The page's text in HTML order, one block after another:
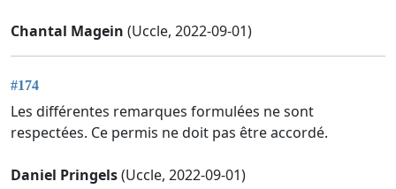
Chantal Magein (Uccle, 2022-09-01)
#174
Les différentes remarques formulées ne sont
respectées. Ce permis ne doit pas être accordé.
Daniel Pringels(Uccle, 2022-09-01)